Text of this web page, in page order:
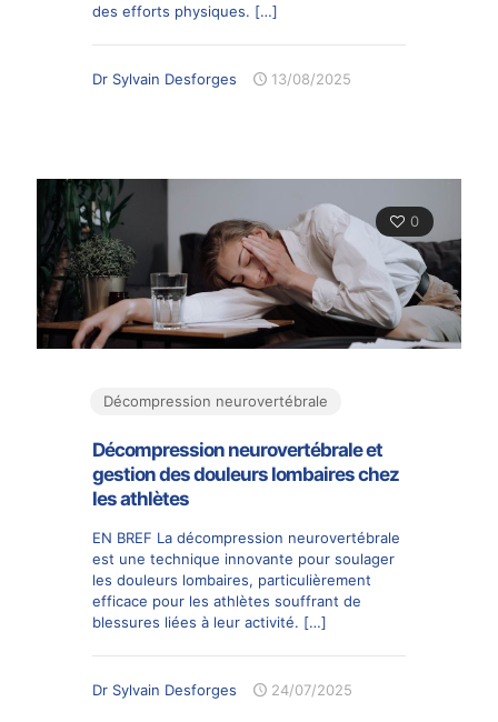
des efforts physiques. […]
Dr Sylvain Desforges 13/08/2025
0
Décompression neurovertébrale
Décompression neurovertébrale et
gestion des douleurs lombaires chez
les athlètes
EN BREF La décompression neurovertébrale
est une technique innovante pour soulager
les douleurs lombaires, particulièrement
efficace pour les athlètes souffrant de
blessures liées à leur activité. […]
Dr Sylvain Desforges 24/07/2025